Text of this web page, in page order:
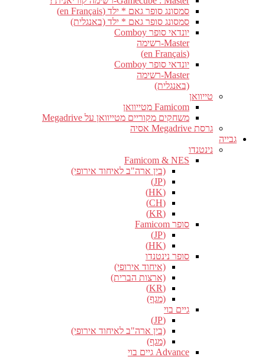
סמסונג סופר גאם * ילד (en Français)
סמסונג סופר גאם * ילד (באנגלית)
יונדאי סופר Comboy
Master-רשימה
(en Français)
יונדאי סופר Comboy
Master-רשימה
(באנגלית)
טייוואן
Famicom מטייוואן
משחקים מקוריים מטייוואן על Megadrive
גרסת Megadrive אסיה
גבייה
נינטנדו
Famicom & NES
(בין ארה"ב לאיחוד אירופי)
(JP)
(HK)
(CH)
(KR)
סופר Famicom
(JP)
(HK)
סופר נינטנדו
(איחוד אירופי)
(ארצות הברית)
(KR)
(מגף)
גיים בוי
(JP)
(בין ארה"ב לאיחוד אירופי)
(מגף)
Advance גיים בוי